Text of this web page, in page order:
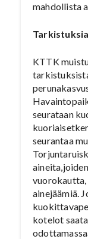
mahdollista
Tarkistuksia
KTTK
seurataan
seurantaa
ainejäämiä.
kotelot